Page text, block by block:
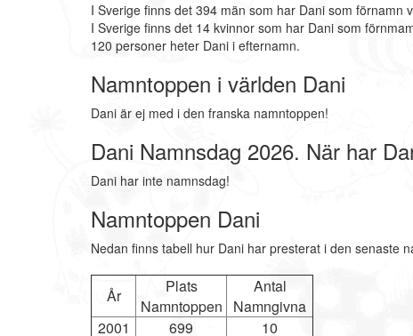
I Sverige finns det 394 män som har Dani som förnamn
I Sverige finns det 14 kvinnor som har Dani som
120 personer heter Dani i efternamn.
Namntoppen i världen Dani
Dani är ej med i den franska namntoppen!
Dani Namnsdag 2026. När har
Dani har inte namnsdag!
Namntoppen Dani
Nedan finns tabell hur Dani har presterat i den senaste
År
Plats
Namntoppen
Antal
Namngivna
2001
699
10